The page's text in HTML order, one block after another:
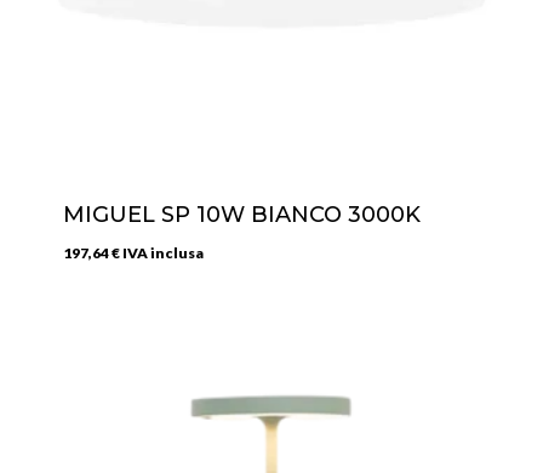
MIGUEL SP 10W BIANCO 3000K
197,64€ IVA inclusa